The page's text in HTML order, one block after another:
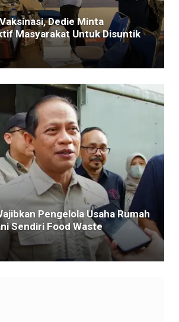
Dedie Minta
Masyarakat Untuk Disuntik
Pengelola Usaha Rumah
Sendiri Food Waste